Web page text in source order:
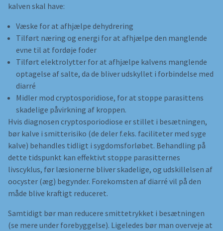
kalven skal have:
Væske for at afhjælpe dehydrering
Tilført næring og energi for at afhjælpe den manglende
evne til at fordøje foder
Tilført elektrolytter for at afhjælpe kalvens manglende
optagelse af salte, da de bliver udskyllet i forbindelse med
diarré
Midler mod cryptosporidiose, for at stoppe parasittens
skadelige påvirkning af kroppen.
Hvis diagnosen cryptosporiodiose er stillet i besætningen,
bør kalve i smitterisiko (de deler f.eks. faciliteter med syge
kalve) behandles tidligt i sygdomsforløbet. Behandling på
dette tidspunkt kan effektivt stoppe parasitternes
livscyklus, før læsionerne bliver skadelige, og udskillelsen af
oocyster (æg) begynder. Forekomsten af diarré vil på den
måde blive kraftigt reduceret.
Samtidigt bør man reducere smittetrykket i besætningen
(se mere under forebyggelse). Ligeledes bør man overveje at